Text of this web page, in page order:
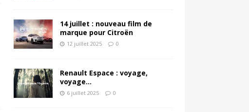
14 juillet : nouveau film de
marque pour Citroën
12 juillet 2025 0
Renault Espace : voyage,
voyage…
6 juillet 2025 0